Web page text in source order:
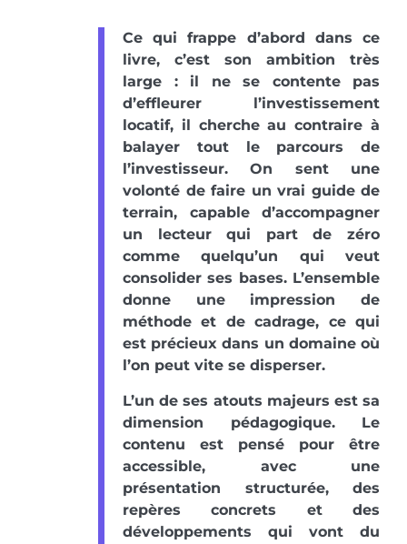
Ce qui frappe d’abord dans ce
livre, c’est son ambition très
large : il ne se contente pas
d’effleurer l’investissement
locatif, il cherche au contraire à
balayer tout le parcours de
l’investisseur. On sent une
volonté de faire un vrai guide de
terrain, capable d’accompagner
un lecteur qui part de zéro
comme quelqu’un qui veut
consolider ses bases. L’ensemble
donne une impression de
méthode et de cadrage, ce qui
est précieux dans un domaine où
l’on peut vite se disperser.
L’un de ses atouts majeurs est sa
dimension pédagogique. Le
contenu est pensé pour être
accessible, avec une
présentation structurée, des
repères concrets et des
développements qui vont du